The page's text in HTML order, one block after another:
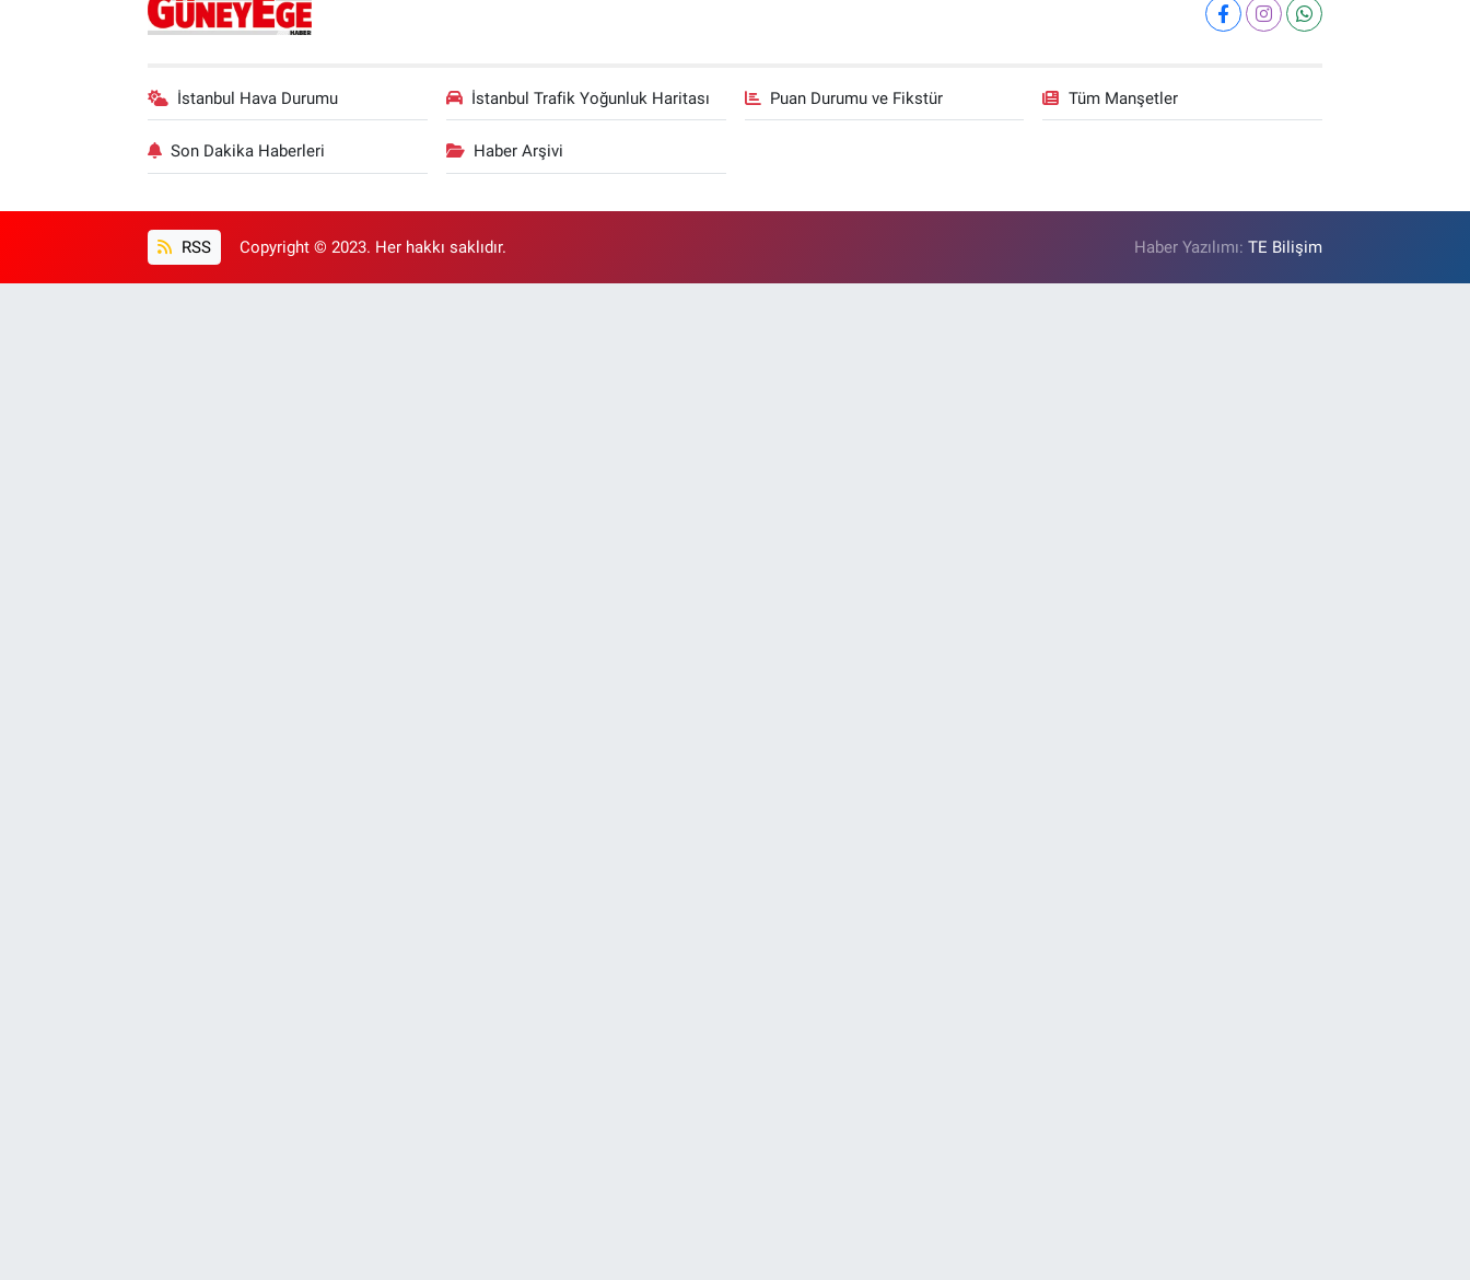
İstanbul Hava Durumu İstanbul Trafik Yoğunluk Haritası Puan Durumu ve Fikstür Tüm Manşetler
Son Dakika Haberleri Haber Arşivi
RSS Copyright © 2023. Her hakkı saklıdır. Haber Yazılımı:TE Bilişim